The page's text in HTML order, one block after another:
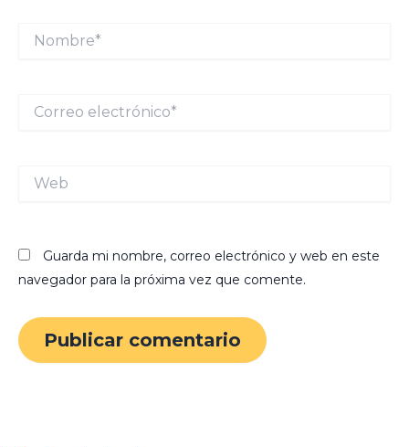
Nombre*
Correo
electrónico*
Web
Guarda mi nombre, correo electrónico y web en este
navegador para la próxima vez que comente.